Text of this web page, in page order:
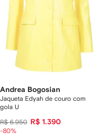
Andrea Bogosian
Jaqueta Edyah de couro com
gola U
R$ 6.950 R$ 1.390
-80%